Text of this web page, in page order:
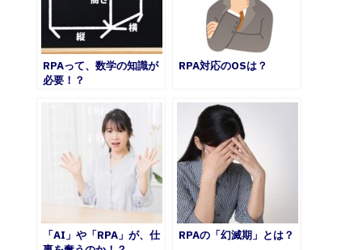
RPAって、数学の知識が
必要！？
RPA対応のOSは？
「AI」や「RPA」が、仕
RPAの「幻滅期」とは？